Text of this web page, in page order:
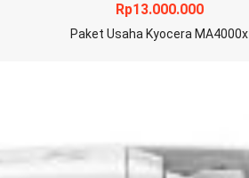
Rp13.000.000
Paket Usaha Kyocera MA4000x